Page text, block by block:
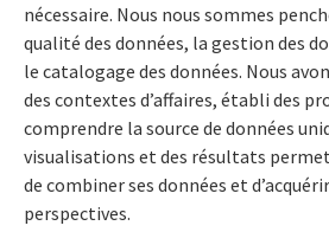
nécessaire. Nous nous sommes
qualité des données, la gestion des
le catalogage des données. Nous
des contextes d’affaires, établi des
comprendre la source de données
visualisations et des résultats
de combiner ses données et
perspectives.